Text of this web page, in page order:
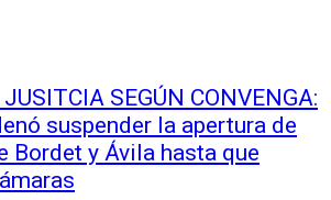
SEGÚN CONVENGA:
suspender la apertura de
Bordet y Ávila hasta que